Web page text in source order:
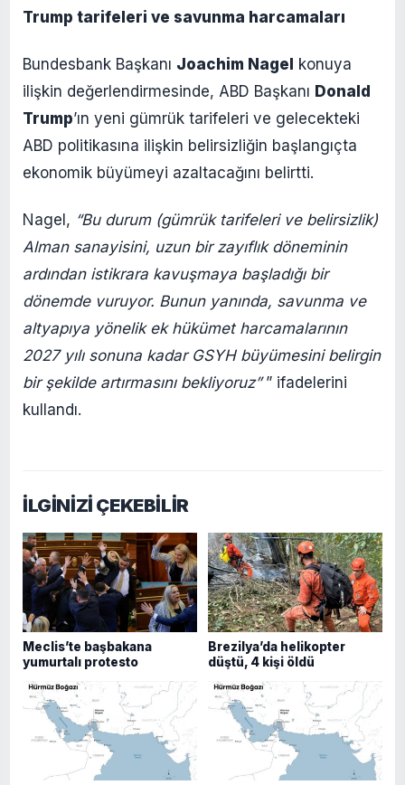
Trump tarifeleri ve savunma harcamaları
Bundesbank Başkanı Joachim Nagel konuya
ilişkin değerlendirmesinde, ABD Başkanı Donald
Trump’ın yeni gümrük tarifeleri ve gelecekteki
ABD politikasına ilişkin belirsizliğin başlangıçta
ekonomik büyümeyi azaltacağını belirtti.
Nagel, “Bu durum (gümrük tarifeleri ve belirsizlik)
Alman sanayisini, uzun bir zayıflık döneminin
ardından istikrara kavuşmaya başladığı bir
dönemde vuruyor. Bunun yanında, savunma ve
altyapıya yönelik ek hükümet harcamalarının
2027 yılı sonuna kadar GSYH büyümesini belirgin
bir şekilde artırmasını bekliyoruz”” ifadelerini
kullandı.
İLGİNİZİ ÇEKEBİLİR
Meclis’te başbakana
yumurtalı protesto
Brezilya’da helikopter
düştü, 4 kişi öldü